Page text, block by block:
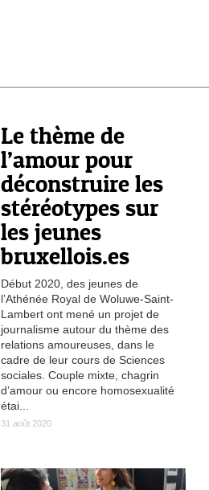
Le thème de
l’amour pour
déconstruire les
stéréotypes sur
les jeunes
bruxellois.es
Début 2020, des jeunes de
l’Athénée Royal de Woluwe-Saint-
Lambert ont mené un projet de
journalisme autour du thème des
relations amoureuses, dans le
cadre de leur cours de Sciences
sociales. Couple mixte, chagrin
d’amour ou encore homosexualité
étai...
31 août 2020